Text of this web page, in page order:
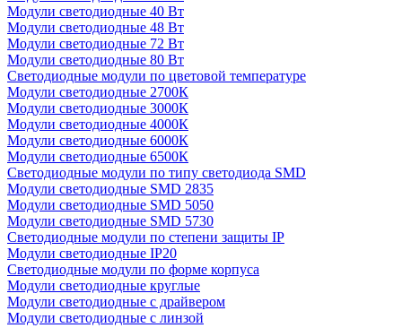
Модули светодиодные 40 Вт
Модули светодиодные 48 Вт
Модули светодиодные 72 Вт
Модули светодиодные 80 Вт
Светодиодные модули по цветовой температуре
Модули светодиодные 2700К
Модули светодиодные 3000К
Модули светодиодные 4000К
Модули светодиодные 6000К
Модули светодиодные 6500К
Светодиодные модули по типу светодиода SMD
Модули светодиодные SMD 2835
Модули светодиодные SMD 5050
Модули светодиодные SMD 5730
Светодиодные модули по степени защиты IP
Модули светодиодные IP20
Светодиодные модули по форме корпуса
Модули светодиодные круглые
Модули светодиодные с драйвером
Модули светодиодные с линзой